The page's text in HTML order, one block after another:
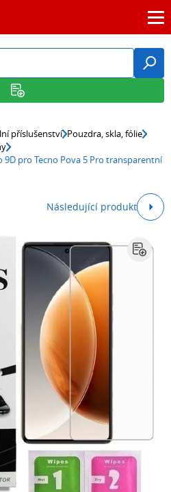
příslušenství Pouzdra, skla, fólie
9D pro Tecno Pova 5 Pro transparentní
Následující produkt